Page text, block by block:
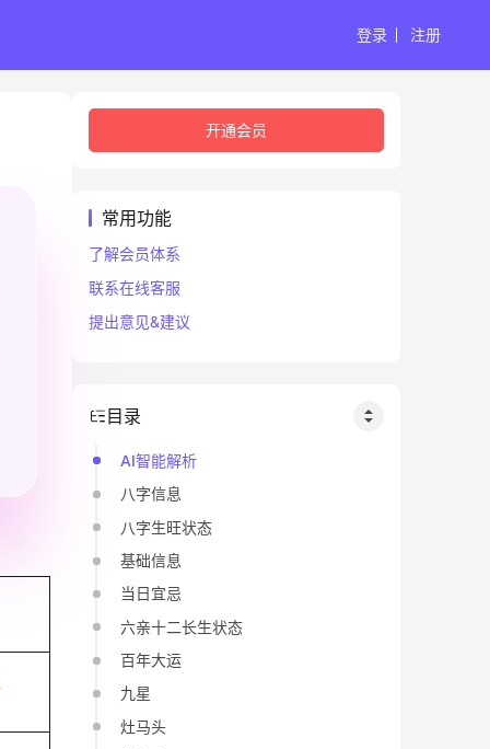
登录 注册
开通会员
常用功能
了解会员体系
联系在线客服
提出意见&建议
目录
AI智能解析
八字信息
八字生旺状态
基础信息
当日宜忌
六亲十二长生状态
百年大运
九星
灶马头